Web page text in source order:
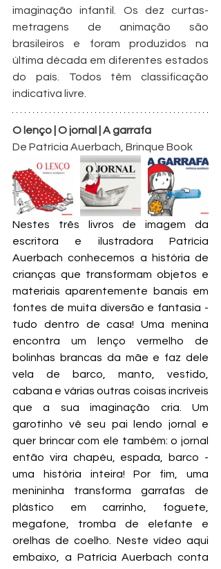
imaginação infantil. Os dez curtas-
metragens de animação são
brasileiros e foram produzidos na
última década em diferentes estados
do país. Todos têm classificação
indicativa livre.
O lenço | O jornal | A garrafa
De Patrícia Auerbach, Brinque Book
Nestes três livros de imagem da
escritora e ilustradora Patrícia
Auerbach conhecemos a história de
crianças que transformam objetos e
materiais aparentemente banais em
fontes de muita diversão e fantasia -
tudo dentro de casa! Uma menina
encontra um lenço vermelho de
bolinhas brancas da mãe e faz dele
vela de barco, manto, vestido,
cabana e várias outras coisas incríveis
que a sua imaginação cria. Um
garotinho vê seu pai lendo jornal e
quer brincar com ele também: o jornal
então vira chapéu, espada, barco -
uma história inteira! Por fim, uma
menininha transforma garrafas de
plástico em carrinho, foguete,
megafone, tromba de elefante e
orelhas de coelho. Neste vídeo aqui
embaixo, a Patrícia Auerbach conta